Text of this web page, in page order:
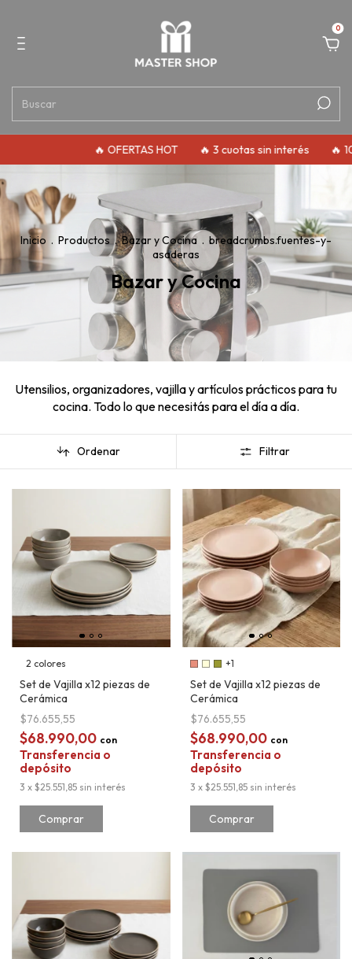
0
🔥 OFERTAS HOT 🔥 3 cuotas sin interés 🔥 10% de
Inicio . Productos . Bazar y Cocina . breadcrumbs.fuentes-y-
asaderas
Bazar y Cocina
Utensilios, organizadores, vajilla y artículos prácticos para tu
cocina. Todo lo que necesitás para el día a día.
Ordenar Filtrar
2 colores
Set de Vajilla x12 piezas de
Cerámica
$76.655,55
$68.990,00 con
Transferencia o
depósito
3 x $25.551,85 sin interés
Comprar
+1
Set de Vajilla x12 piezas de
Cerámica
$76.655,55
$68.990,00 con
Transferencia o
depósito
3 x $25.551,85 sin interés
Comprar